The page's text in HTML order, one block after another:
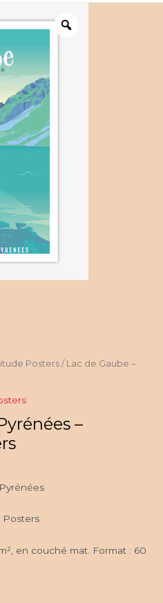
Posters / Lac de Gaube –
–
Posters
en couché mat. Format : 60